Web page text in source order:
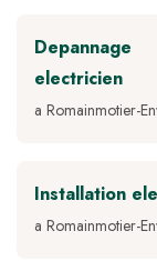
Depannage
electricien
a Romainmotier-
Installation
a Romainmotier-